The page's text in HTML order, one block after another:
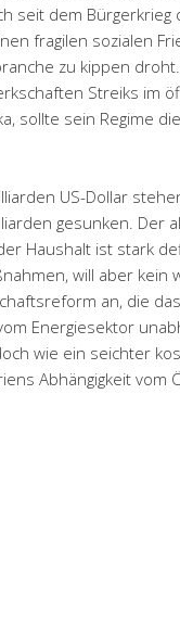
seit dem Bürgerkrieg
fragilen sozialen
zu kippen
Streiks im
sollte sein Regime
US-Dollar
gesunken. Der
Haushalt ist stark
will aber kein
an, die
Energiesektor
wie ein seichter
Abhängigkeit vom